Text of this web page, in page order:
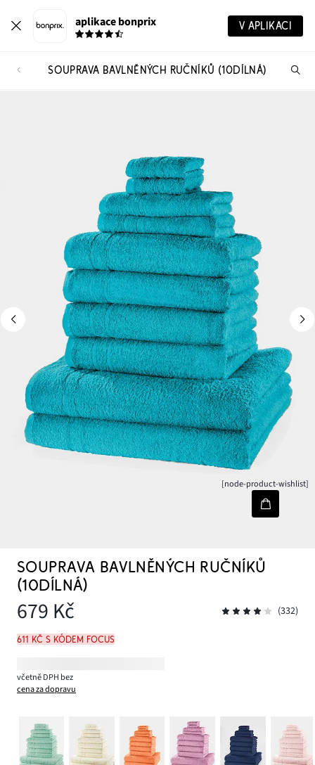
aplikace bonprix V APLIKACI
SOUPRAVA BAVLNĚNÝCH RUČNÍKŮ (10DÍLNÁ)
[node-product-wishlist]
SOUPRAVA BAVLNĚNÝCH RUČNÍKŮ
(10DÍLNÁ)
679 Kč (332)
611 Kč s kódem FOCUS
včetně DPH bez
cena za dopravu